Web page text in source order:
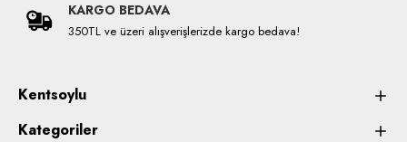
KARGO BEDAVA
350TL ve üzeri alışverişlerizde kargo bedava!
Kentsoylu
Kategoriler